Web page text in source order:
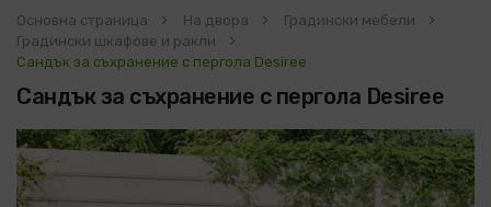
Основна страница На двора
Градински мебели
Градински шкафове и ракли
Сандък за съхранение с пергола Desiree
Сандък за съхранение с пергола Desiree
Преминете
към
края
на
галерията